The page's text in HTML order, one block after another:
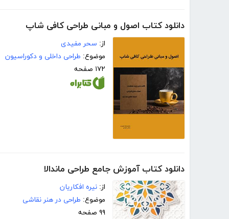
دانلود کتاب اصول و مبانی طراحی کافی شاپ
از: سحر مفیدی
موضوع: طراحی داخلی و دکوراسیون
۱۷۲ صفحه
دانلود کتاب آموزش جامع طراحی ماندالا
از: نیره افکاریان
موضوع: طراحی در هنر نقاشی
۹۹ صفحه